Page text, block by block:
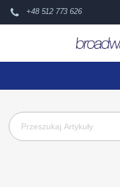
+48 512 773 626